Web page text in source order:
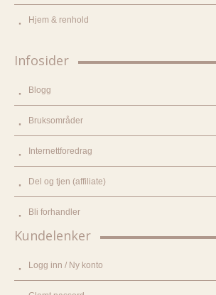
Hjem & renhold
Infosider
Blogg
Bruksområder
Internettforedrag
Del og tjen (affiliate)
Bli forhandler
Kundelenker
Logg inn / Ny konto